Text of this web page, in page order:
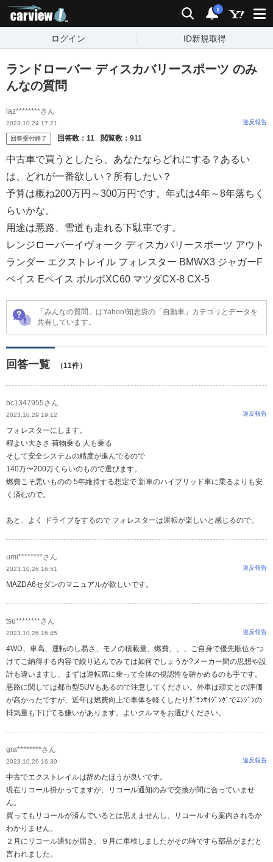
検索 通知
i
ログイン ID新規取得
ランドローバー ディスカバリースポーツ のみ
んなの質問
laz********さん
2023.10.24 17:21 違反報告
回答受付終了 回答数： 11 閲覧数： 911
中古車で買うとしたら、あなたならどれにする？あるい
は、どれが一番欲しい？所有したい？
予算は概ね200万円～300万円です。年式は4年～8年落ちく
らいかな。
用途は悪路、雪道も走れる下駄車です。
レンジローバーイヴォーク ディスカバリースポーツ アウト
ランダー エクストレイル フォレスター BMWX3 ジャガーF
ペイス Eペイス ボルボXC60 マツダCX-8 CX-5
「みんなの質問」はYahoo!知恵袋の「自動車」カテゴリとデータを
共有しています。
回答一覧 （11件）
bc1347955さん
2023.10.29 19:12 違反報告
フォレスターにします。
程よい大きさ 荷物乗る 人も乗る
そして安全システムの精度が進んでるので
140万〜200万くらいのもので選びます。
燃費こそ悪いものの 5年維持する想定で 新車のハイブリッド車に乗るよりも安
く済むので。
あと、よく ドライブをするので フォレスターは運転が楽しいと感じるので。
umi********さん
2023.10.26 16:51 違反報告
MAZDA6セダンのマニュアルが欲しいです。
tsu********さん
2023.10.26 16:45 違反報告
4WD、車高、運転のし易さ、モノの積載量、燃費、、、ご自身で優先順位をつ
けてご納得する内容で絞り込んでみては如何でしょうか?メーカー間の思想や設
計も違いますし、まずは運転席に乗って全体の視認性を確かめるのも手です。
悪路に関しては都市型SUVもあるので注意してください。外車は頑丈との評価
が高かったですが、近年は燃費向上で車体を軽くしたりﾀﾞｳﾝｻｲｼﾞﾝｸﾞでｴﾝｼﾞﾝの
排気量も下げてる嫌いがあります。よいクルマをお選びください。
gra********さん
2023.10.26 16:39 違反報告
中古でエクストレイルは辞めたほうが良いです。
現在リコール掛かってますが、リコール通知のみで交換が間に合っていませ
ん。
買ってもリコールが済んでいるとは思えませんし、リコールすら案内されるか
わかりません。
２月にリコール通知が届き、９月に車検しましたがその時ですら部品がまだと
言われました。